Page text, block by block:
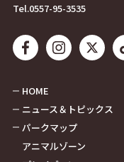
Tel.0557-95-3535
HOME
ニュース＆トピックス
パークマップ
アニマルゾーン